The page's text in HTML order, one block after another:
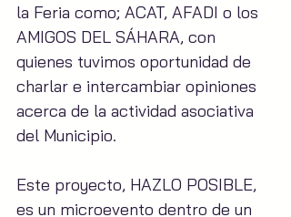
la Feria como; ACAT, AFADI o los
AMIGOS DEL SÁHARA, con
quienes tuvimos oportunidad de
charlar e intercambiar opiniones
acerca de la actividad asociativa
del Municipio.
Este proyecto, HAZLO POSIBLE,
es un microevento dentro de un